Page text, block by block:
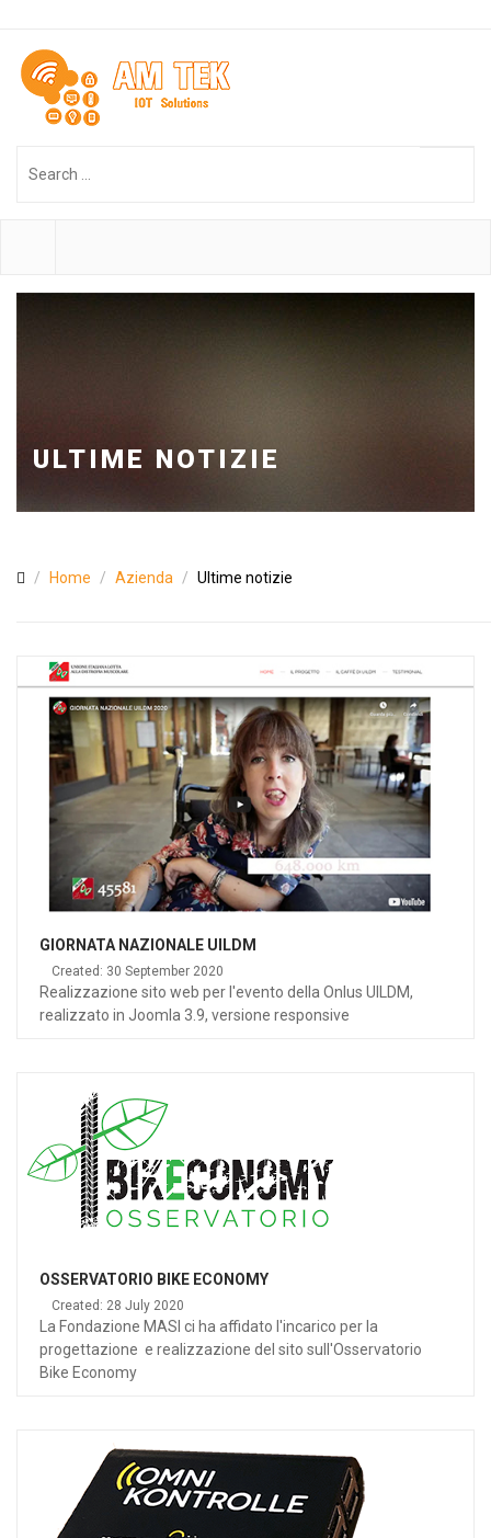
ULTIME NOTIZIE
Home Azienda Ultime notizie
GIORNATA NAZIONALE UILDM
Created: 30 September 2020
Realizzazione sito web per l'evento della Onlus UILDM,
realizzato in Joomla 3.9, versione responsive
OSSERVATORIO BIKE ECONOMY
Created: 28 July 2020
La Fondazione MASI ci ha affidato l'incarico per la
progettazione e realizzazione del sito sull'Osservatorio
Bike Economy